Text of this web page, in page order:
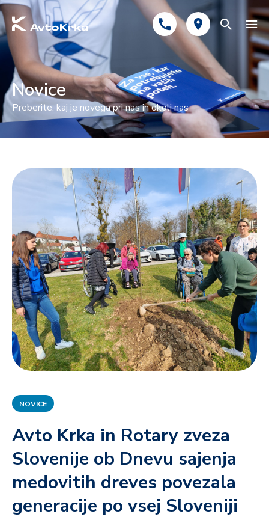
Predlagano
Avtomobilsko zavarovanje
Tehnični pregled
Novice
Preberite, kaj je novega pri nas in okoli nas
NOVICE
Avto Krka in Rotary zveza
Slovenije ob Dnevu sajenja
medovitih dreves povezala
generacije po vsej Sloveniji